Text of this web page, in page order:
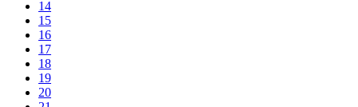
14
15
16
17
18
19
20